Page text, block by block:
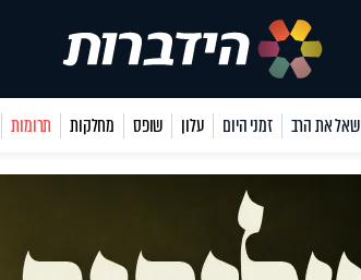
שאל את הרב זמני היום עלון שופס מחלקות תרומות